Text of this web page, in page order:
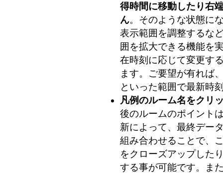
得時間に移動したり右
ん。そのような状態に
表示範囲を調整するな
囲を拡大できる機能を
在時刻に応じて変更す
ます。ご要望が有れば
といった範囲で最新時
凡例のルーム名をクリ
後のルームのポイント
新によって、最終デー
組み合わせることで、
をクローズアップした
する事が可能です。ま